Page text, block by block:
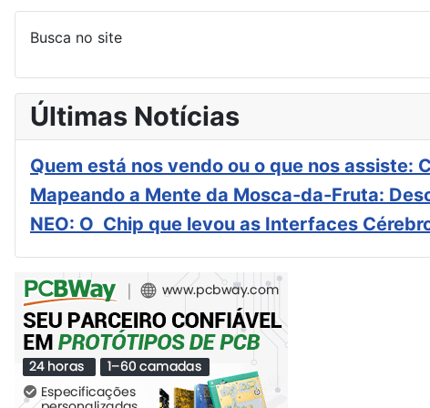
Busca no site
Últimas Notícias
Quem está nos vendo ou o que nos assiste:
Mapeando a Mente da Mosca-da-Fruta:
NEO: O Chip que levou as Interfaces